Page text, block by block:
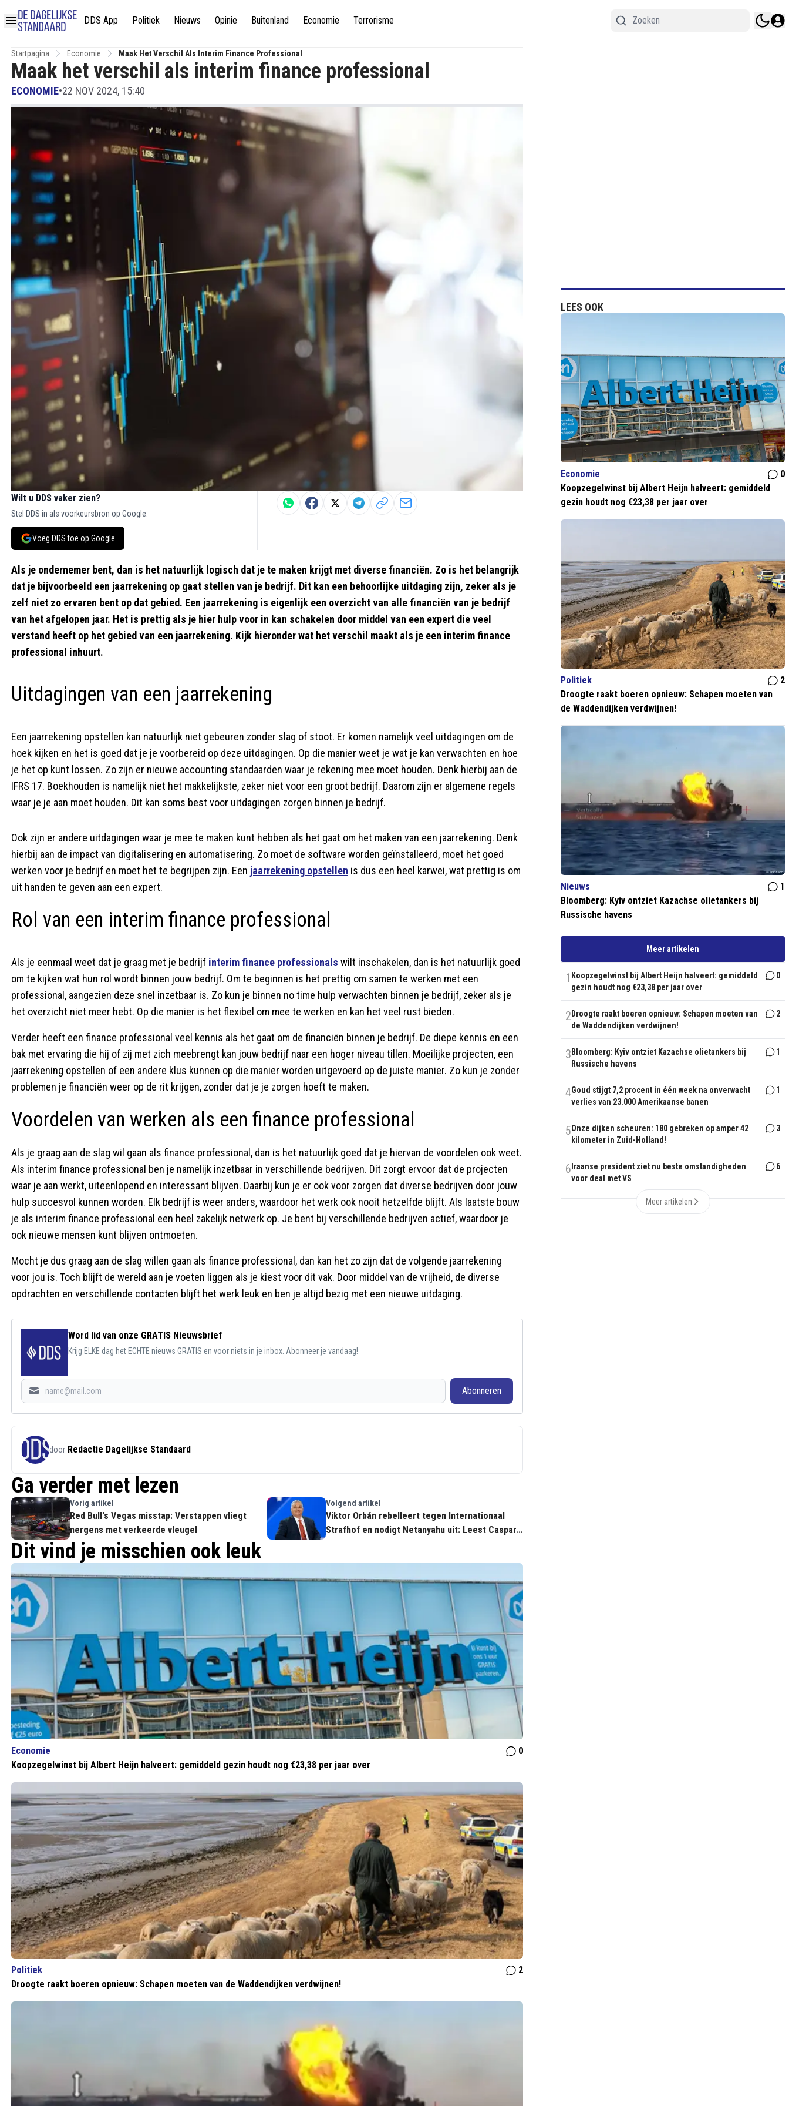
DDS App Politiek Nieuws Opinie Buitenland Economie Terrorisme
Startpagina Economie Maak Het Verschil Als Interim Finance Professional
Maak het verschil als interim finance professional
ECONOMIE•22 NOV 2024, 15:40
Wilt u DDS vaker zien?
Stel DDS in als voorkeursbron op Google.
Voeg DDS toe op Google
Als je ondernemer bent, dan is het natuurlijk logisch dat je te maken krijgt met diverse financiën. Zo is het belangrijk
dat je bijvoorbeeld een jaarrekening op gaat stellen van je bedrijf. Dit kan een behoorlijke uitdaging zijn, zeker als je
zelf niet zo ervaren bent op dat gebied. Een jaarrekening is eigenlijk een overzicht van alle financiën van je bedrijf
van het afgelopen jaar. Het is prettig als je hier hulp voor in kan schakelen door middel van een expert die veel
verstand heeft op het gebied van een jaarrekening. Kijk hieronder wat het verschil maakt als je een interim finance
professional inhuurt.
Uitdagingen van een jaarrekening
Een jaarrekening opstellen kan natuurlijk niet gebeuren zonder slag of stoot. Er komen namelijk veel uitdagingen om de
hoek kijken en het is goed dat je je voorbereid op deze uitdagingen. Op die manier weet je wat je kan verwachten en hoe
je het op kunt lossen. Zo zijn er nieuwe accounting standaarden waar je rekening mee moet houden. Denk hierbij aan de
IFRS 17. Boekhouden is namelijk niet het makkelijkste, zeker niet voor een groot bedrijf. Daarom zijn er algemene regels
waar je je aan moet houden. Dit kan soms best voor uitdagingen zorgen binnen je bedrijf.
Ook zijn er andere uitdagingen waar je mee te maken kunt hebben als het gaat om het maken van een jaarrekening. Denk
hierbij aan de impact van digitalisering en automatisering. Zo moet de software worden geïnstalleerd, moet het goed
werken voor je bedrijf en moet het te begrijpen zijn. Een jaarrekening opstellen is dus een heel karwei, wat prettig is om
uit handen te geven aan een expert.
Rol van een interim finance professional
Als je eenmaal weet dat je graag met je bedrijf interim finance professionals wilt inschakelen, dan is het natuurlijk goed
om te kijken wat hun rol wordt binnen jouw bedrijf. Om te beginnen is het prettig om samen te werken met een
professional, aangezien deze snel inzetbaar is. Zo kun je binnen no time hulp verwachten binnen je bedrijf, zeker als je
het overzicht niet meer hebt. Op die manier is het flexibel om mee te werken en kan het veel rust bieden.
Verder heeft een finance professional veel kennis als het gaat om de financiën binnen je bedrijf. De diepe kennis en een
bak met ervaring die hij of zij met zich meebrengt kan jouw bedrijf naar een hoger niveau tillen. Moeilijke projecten, een
jaarrekening opstellen of een andere klus kunnen op die manier worden uitgevoerd op de juiste manier. Zo kun je zonder
problemen je financiën weer op de rit krijgen, zonder dat je je zorgen hoeft te maken.
Voordelen van werken als een finance professional
Als je graag aan de slag wil gaan als finance professional, dan is het natuurlijk goed dat je hiervan de voordelen ook weet.
Als interim finance professional ben je namelijk inzetbaar in verschillende bedrijven. Dit zorgt ervoor dat de projecten
waar je aan werkt, uiteenlopend en interessant blijven. Daarbij kun je er ook voor zorgen dat diverse bedrijven door jouw
hulp succesvol kunnen worden. Elk bedrijf is weer anders, waardoor het werk ook nooit hetzelfde blijft. Als laatste bouw
je als interim finance professional een heel zakelijk netwerk op. Je bent bij verschillende bedrijven actief, waardoor je
ook nieuwe mensen kunt blijven ontmoeten.
Mocht je dus graag aan de slag willen gaan als finance professional, dan kan het zo zijn dat de volgende jaarrekening
voor jou is. Toch blijft de wereld aan je voeten liggen als je kiest voor dit vak. Door middel van de vrijheid, de diverse
opdrachten en verschillende contacten blijft het werk leuk en ben je altijd bezig met een nieuwe uitdaging.
Word lid van onze GRATIS Nieuwsbrief
Krijg ELKE dag het ECHTE nieuws GRATIS en voor niets in je inbox. Abonneer je vandaag!
Abonneren
door Redactie Dagelijkse Standaard
Ga verder met lezen
Vorig artikel
Red Bull's Vegas misstap: Verstappen vliegt
nergens met verkeerde vleugel
Volgend artikel
Viktor Orbán rebelleert tegen Internationaal
Strafhof en nodigt Netanyahu uit: Leest Caspar
Dit vind je misschien ook leuk
Economie
0
Koopzegelwinst bij Albert Heijn halveert: gemiddeld gezin houdt nog €23,38 per jaar over
Politiek
2
Droogte raakt boeren opnieuw: Schapen moeten van de Waddendijken verdwijnen!
LEES OOK
Economie
0
Koopzegelwinst bij Albert Heijn halveert: gemiddeld
gezin houdt nog €23,38 per jaar over
Politiek
2
Droogte raakt boeren opnieuw: Schapen moeten van
de Waddendijken verdwijnen!
Nieuws
1
Bloomberg: Kyiv ontziet Kazachse olietankers bij
Russische havens
Meer artikelen
1 Koopzegelwinst bij Albert Heijn halveert: gemiddeld
gezin houdt nog €23,38 per jaar over
0
2 Droogte raakt boeren opnieuw: Schapen moeten van
de Waddendijken verdwijnen!
2
3 Bloomberg: Kyiv ontziet Kazachse olietankers bij
Russische havens
1
4Goud stijgt 7,2 procent in één week na onverwacht
verlies van 23.000 Amerikaanse banen
1
5Onze dijken scheuren: 180 gebreken op amper 42
kilometer in Zuid-Holland!
3
6 Iraanse president ziet nu beste omstandigheden
voor deal met VS
6
Meer artikelen